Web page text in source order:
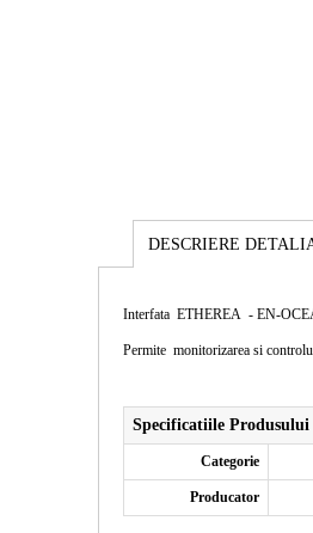
DESCRIERE
Interfata ETHEREA - EN-
Permite monitorizarea si
Specificatiile Produsului
Categorie
Producator